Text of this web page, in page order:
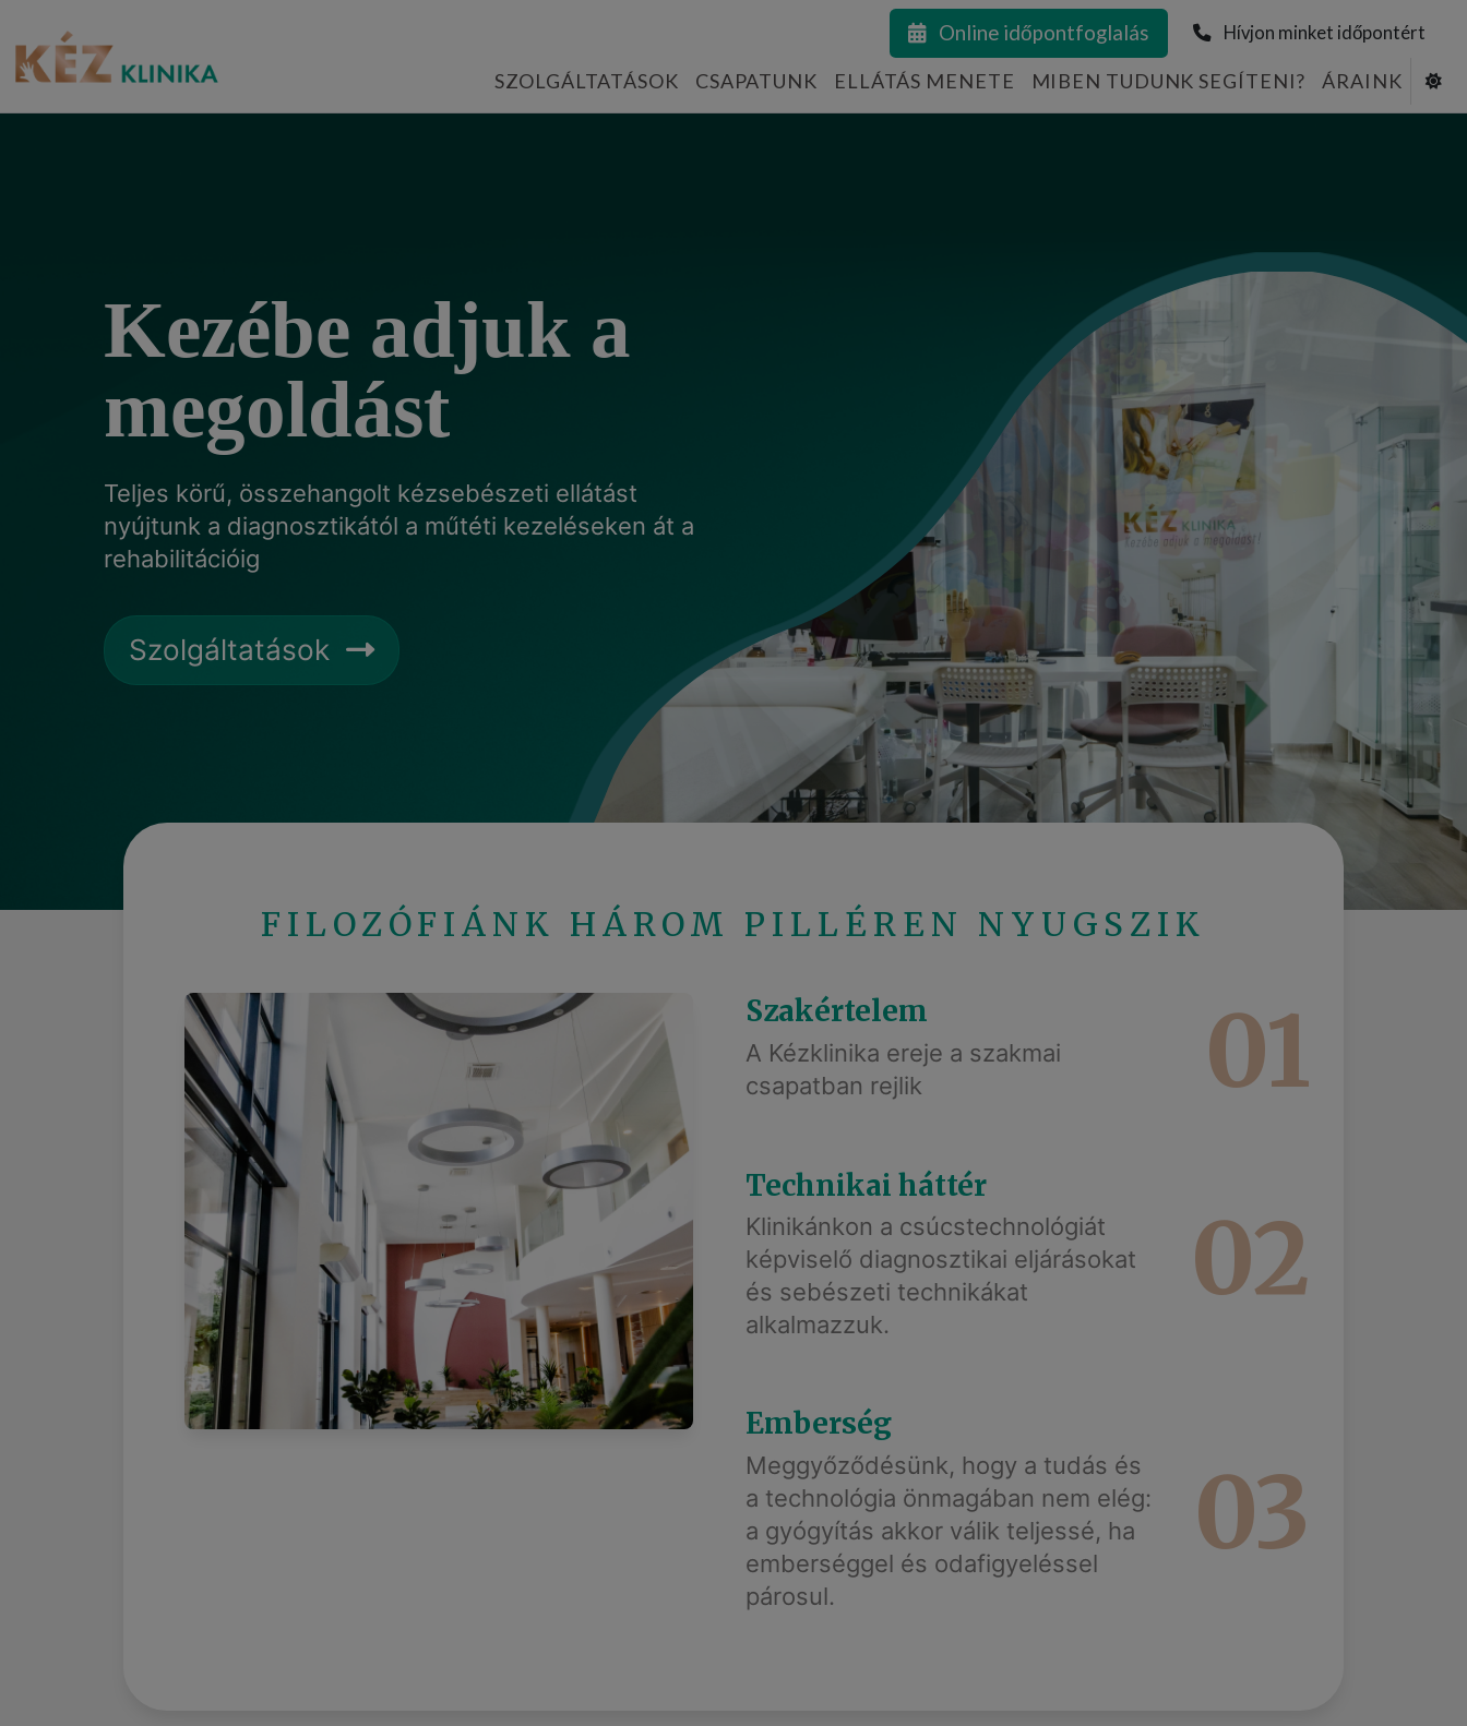
Online időpontfoglalás Hívjon minket időpontért
SZOLGÁLTATÁSOK CSAPATUNK ELLÁTÁS MENETE MIBEN TUDUNK SEGÍTENI? ÁRAINK
Kezébe adjuk a
megoldást
Teljes körű, összehangolt kézsebészeti ellátást
nyújtunk a diagnosztikától a műtéti kezeléseken át a
rehabilitációig
Szolgáltatások
FILOZÓFIÁNK HÁROM PILLÉREN NYUGSZIK
Szakértelem
A Kézklinika ereje a szakmai
csapatban rejlik
01
Technikai háttér
Klinikánkon a csúcstechnológiát
képviselő diagnosztikai eljárásokat
és sebészeti technikákat
alkalmazzuk.
02
Emberség
Meggyőződésünk, hogy a tudás és
a technológia önmagában nem elég:
a gyógyítás akkor válik teljessé, ha
emberséggel és odafigyeléssel
párosul.
03